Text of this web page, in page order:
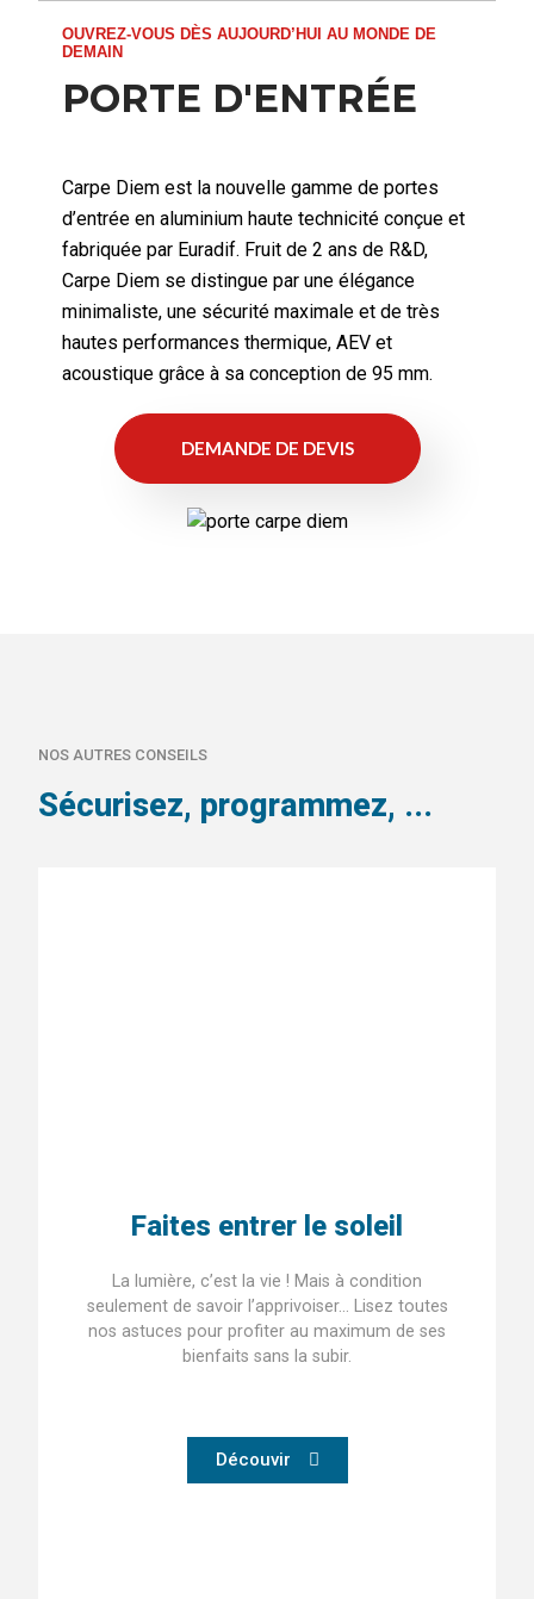
OUVREZ-VOUS DÈS AUJOURD’HUI AU MONDE DE
DEMAIN
PORTE D'ENTRÉE
Carpe Diem est la nouvelle gamme de portes
d’entrée en aluminium haute technicité conçue et
fabriquée par Euradif. Fruit de 2 ans de R&D,
Carpe Diem se distingue par une élégance
minimaliste, une sécurité maximale et de très
hautes performances thermique, AEV et
acoustique grâce à sa conception de 95 mm.
DEMANDE DE DEVIS
NOS AUTRES CONSEILS
Sécurisez, programmez, ...
Faites entrer le soleil
La lumière, c’est la vie ! Mais à condition
seulement de savoir l’apprivoiser… Lisez toutes
nos astuces pour profiter au maximum de ses
bienfaits sans la subir.
Découvir